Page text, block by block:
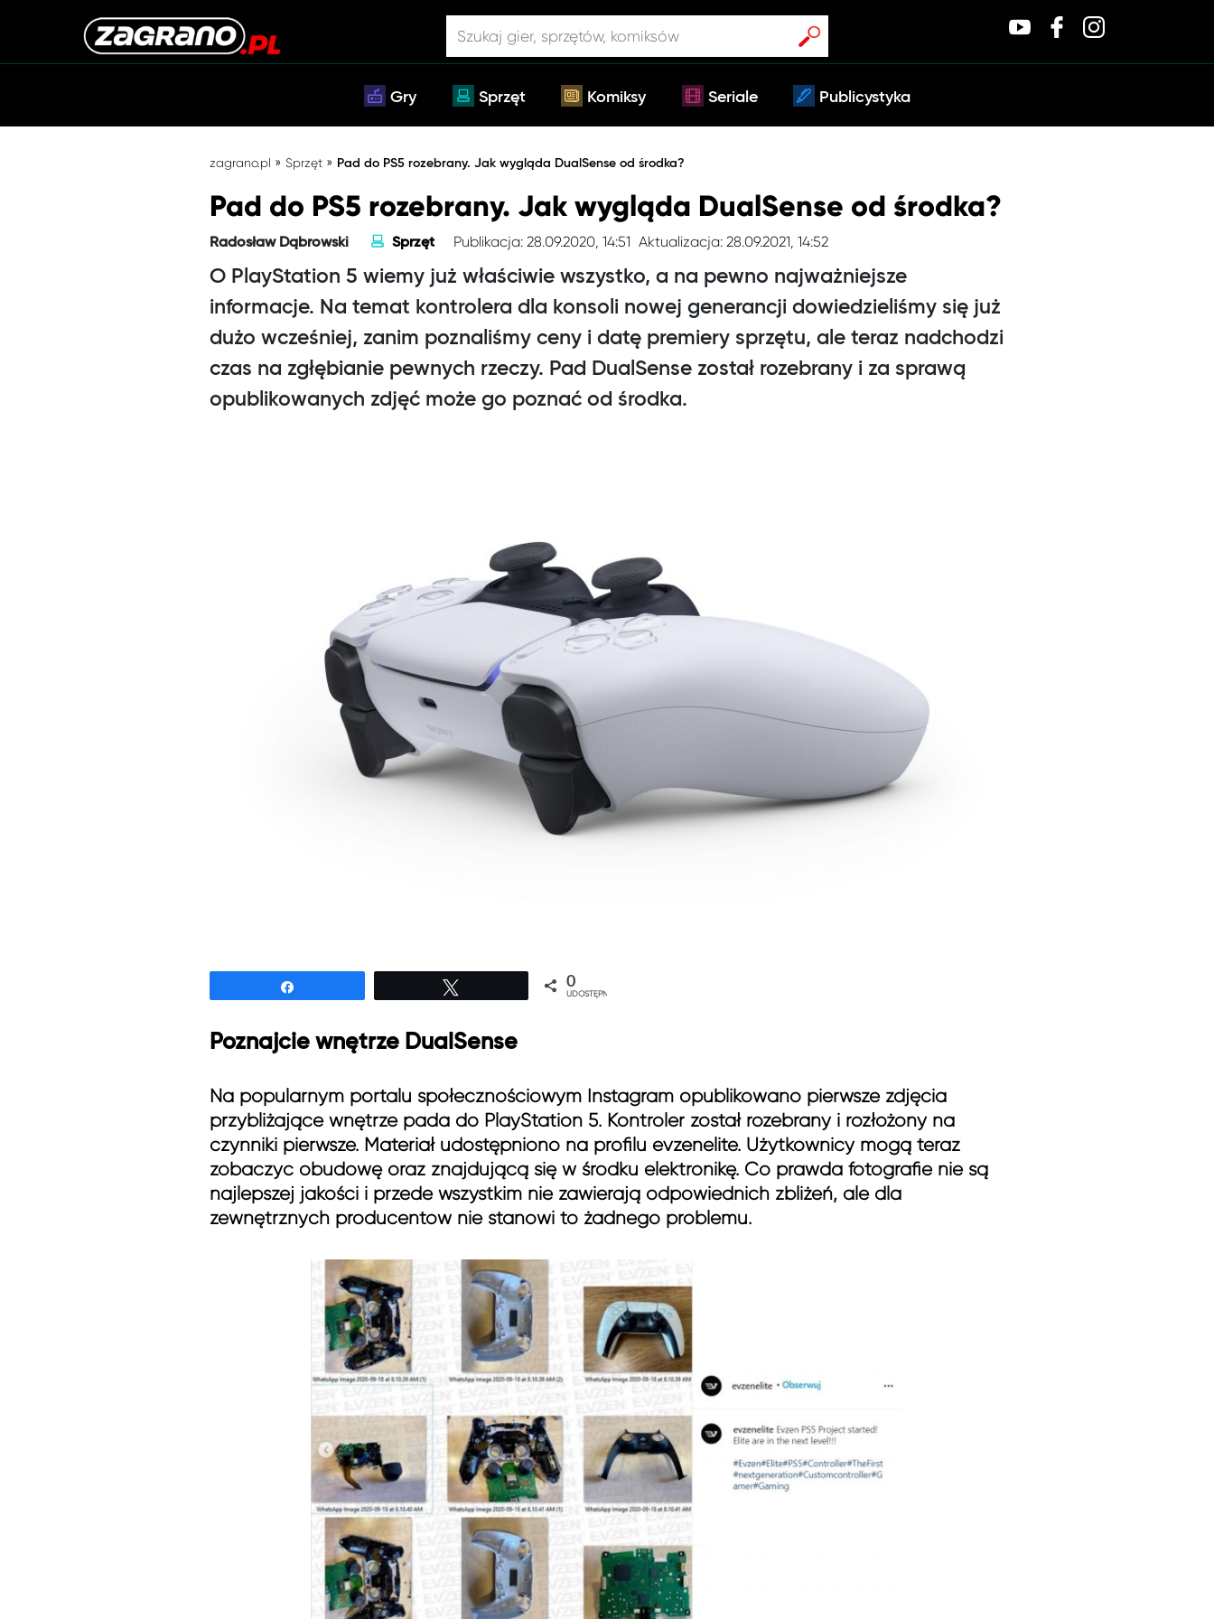
Gry Sprzęt Komiksy Seriale Publicystyka
zagrano.pl » Sprzęt » Pad do PS5 rozebrany. Jak wygląda DualSense od środka?
Pad do PS5 rozebrany. Jak wygląda DualSense od środka?
Radosław Dąbrowski Sprzęt Publikacja: 28.09.2020, 14:51 Aktualizacja: 28.09.2021, 14:52
O PlayStation 5 wiemy już właściwie wszystko, a na pewno najważniejsze
informacje. Na temat kontrolera dla konsoli nowej generancji dowiedzieliśmy się już
dużo wcześniej, zanim poznaliśmy ceny i datę premiery sprzętu, ale teraz nadchodzi
czas na zgłębianie pewnych rzeczy. Pad DualSense został rozebrany i za sprawą
opublikowanych zdjęć może go poznać od środka.
0
UDOSTĘPNIEŃ
Poznajcie wnętrze DualSense
Na popularnym portalu społecznościowym Instagram opublikowano pierwsze zdjęcia
przybliżające wnętrze pada do PlayStation 5. Kontroler został rozebrany i rozłożony na
czynniki pierwsze. Materiał udostępniono na profilu evzenelite. Użytkownicy mogą teraz
zobaczyć obudowę oraz znajdującą się w środku elektronikę. Co prawda fotografie nie są
najlepszej jakości i przede wszystkim nie zawierają odpowiednich zbliżeń, ale dla
zewnętrznych producentów nie stanowi to żadnego problemu.